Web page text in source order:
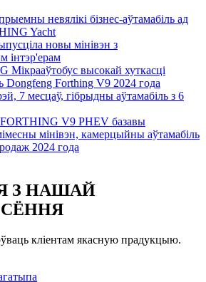
З НАШАЙ
кліентам якасную прадукцыю.